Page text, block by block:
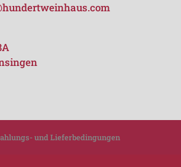
und Lieferbedingungen